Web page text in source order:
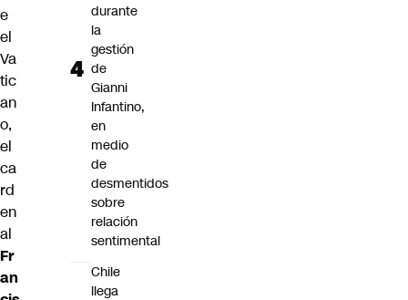
e
el
Va
tic
an
o,
el
ca
rd
en
al
Fr
an
durante
la
gestión
de
Gianni
Infantino,
en
medio
de
desmentidos
sobre
relación
sentimental
Chile
llega